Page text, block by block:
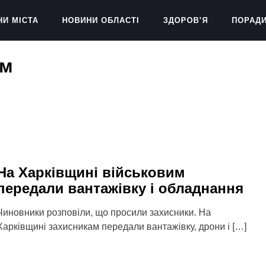
МІСТА НОВИНИ ОБЛАСТІ ЗДОРОВ’Я ПОРАДИ
Харківщині військовим
вантажівку і обладнання
розповіли, що просили захисники. На
захисникам передали вантажівку, дрони і […]